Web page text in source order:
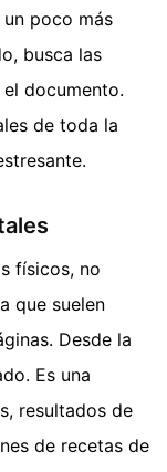
poco más
busca las
documento.
de toda la
físicos, no
que suelen
Desde la
Es una
resultados de
de recetas de